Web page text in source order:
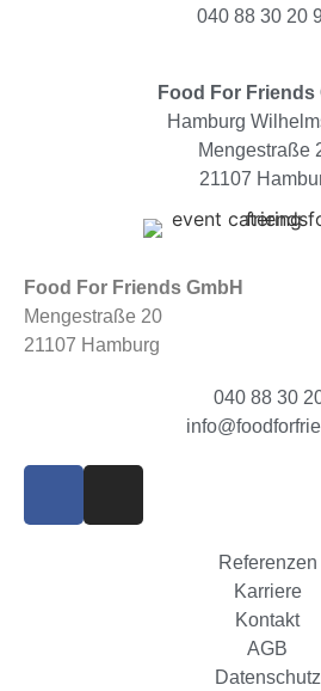
040 88 30 20
Food For Friends
Hamburg
Mengestraße
21107
Food For Friends GmbH
Mengestraße 20
21107 Hamburg
040 88 30
Referenzen
Karriere
Kontakt
AGB
Datenschutz